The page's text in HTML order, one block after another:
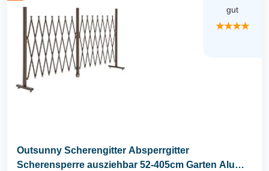
gut
★★★★
Outsunny Scherengitter Absperrgitter
Scherensperre ausziehbar 52-405cm Garten Alu